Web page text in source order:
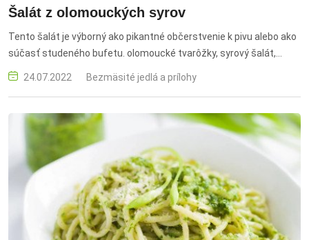
Šalát z olomouckých syrov
Tento šalát je výborný ako pikantné občerstvenie k pivu alebo ako
súčasť studeného bufetu. olomoucké tvarôžky, syrový šalát,
pikantný šalát, tradičný recept, česká kuchyňa, predjedlo,
24.07.2022 Bezmäsité jedlá a prílohy